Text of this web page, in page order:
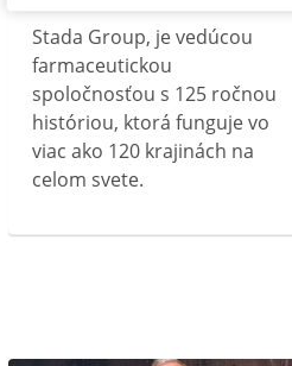
Stada Group, je vedúcou
farmaceutickou
spoločnosťou s 125 ročnou
históriou, ktorá funguje vo
viac ako 120 krajinách na
celom svete.